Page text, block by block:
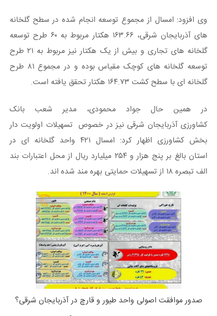
وی افزود: امسال از مجموع توسعه انجام شده در سطح گلخانه
های آذربایجان شرقی، ۱۶۳.۶۶ هکتار مربوط به ۶۰ طرح توسعه
گلخانه های تجاری و بیش از یک هکتار نیز مربوط به ۲۱ طرح
توسعه گلخانه های کوچک مقیاس بوده و در مجموع ۸۱ طرح
گلخانه ای با سطح کشت ۱۶۴.۷۳ هکتار تحقق یافته است.
در همین حال جواد محمودی، مدیر شعب بانک
کشاورزی آذربایجان شرقی نیز در خصوص تسهیلات اولویت دار
بخش کشاورزی اظهار کرد: امسال ۴۲۱ واحد گلخانه ای در
استان بالغ بر پنج هزار و ۲۵۴ میلیارد ریال از محل اعتبارات بند
الف تبصره ۱۸ از تسهیلات حمایتی بهره مند شده اند.
صدور موافقت اصولی واحد طیور و قارچ در آذربایجان شرقی؟